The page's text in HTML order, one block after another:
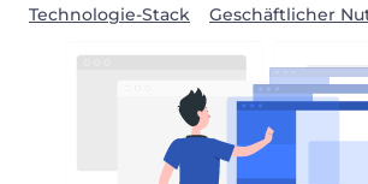
Technologie-Stack
Geschäftlicher